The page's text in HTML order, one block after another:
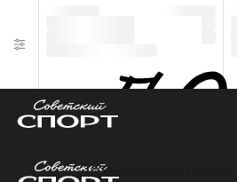
Техническая